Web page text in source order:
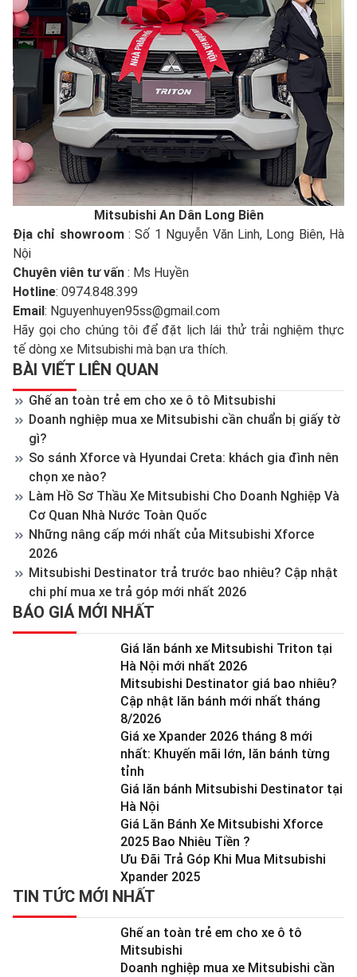
Mitsubishi An Dân Long Biên
Địa chỉ showroom: Số 1 Nguyễn Văn Linh, Long Biên, Hà
Nội
Chuyên viên tư vấn : Ms Huyền
Hotline: 0974.848.399
Email : Nguyenhuyen95ss@gmail.com
Hãy gọi cho chúng tôi để đặt lịch lái thử trải nghiệm thực
tế dòng xe Mitsubishi mà bạn ưa thích.
BÀI VIẾT LIÊN QUAN
Ghế an toàn trẻ em cho xe ô tô Mitsubishi
Doanh nghiệp mua xe Mitsubishi cần chuẩn bị giấy tờ
gì?
So sánh Xforce và Hyundai Creta: khách gia đình nên
chọn xe nào?
Làm Hồ Sơ Thầu Xe Mitsubishi Cho Doanh Nghiệp Và
Cơ Quan Nhà Nước Toàn Quốc
Những nâng cấp mới nhất của Mitsubishi Xforce
2026
Mitsubishi Destinator trả trước bao nhiêu? Cập nhật
chi phí mua xe trả góp mới nhất 2026
BÁO GIÁ MỚI NHẤT
Giá lăn bánh xe Mitsubishi Triton tại
Hà Nội mới nhất 2026
Mitsubishi Destinator giá bao nhiêu?
Cập nhật lăn bánh mới nhất tháng
8/2026
Giá xe Xpander 2026 tháng 8 mới
nhất: Khuyến mãi lớn, lăn bánh từng
tỉnh
Giá lăn bánh Mitsubishi Destinator tại
Hà Nội
Giá Lăn Bánh Xe Mitsubishi Xforce
2025 Bao Nhiêu Tiền ?
Ưu Đãi Trả Góp Khi Mua Mitsubishi
Xpander 2025
TIN TỨC MỚI NHẤT
Ghế an toàn trẻ em cho xe ô tô
Mitsubishi
Doanh nghiệp mua xe Mitsubishi cần